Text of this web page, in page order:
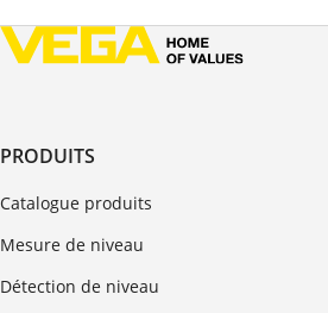
PRODUITS
Catalogue produits
Mesure de niveau
Détection de niveau